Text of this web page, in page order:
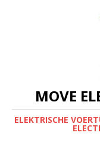
MOVE
ELEKTRISCHE